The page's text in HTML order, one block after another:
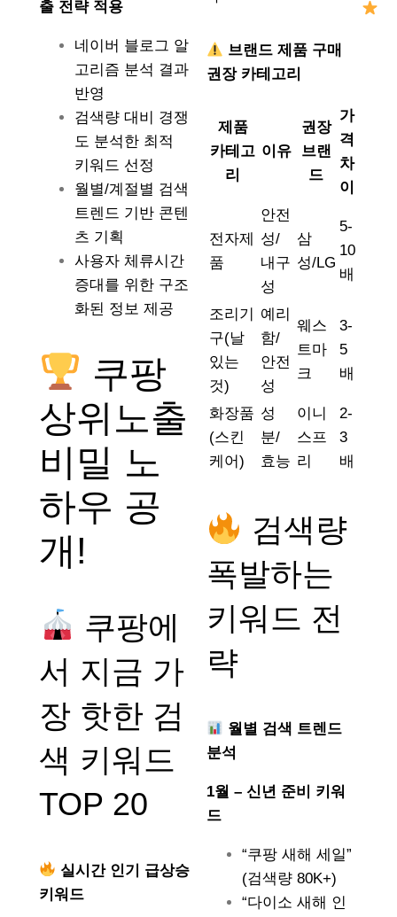
출 전략 적용
네이버 블로그 알
고리즘 분석 결과
반영
검색량 대비 경쟁
도 분석한 최적
키워드 선정
월별/계절별 검색
트렌드 기반 콘텐
츠 기획
사용자 체류시간
증대를 위한 구조
화된 정보 제공
쿠팡
상위노출
비밀 노
하우 공
개!
쿠팡에
서 지금 가
장 핫한 검
색 키워드
TOP 20
실시간 인기 급상승
키워드
브랜드 제품 구매
권장 카테고리
제품
카테고
리
이유
권장
브랜
드
가
격
차
이
전자제
품
안전
성/
내구
성
삼
성/LG
5-
10
배
조리기
구(날
있는
것)
예리
함/
안전
성
웨스
트마
크
3-
5
배
화장품
(스킨
케어)
성
분/
효능
이니
스프
리
2-
3
배
검색량
폭발하는
키워드 전
략
월별 검색 트렌드
분석
1월 – 신년 준비 키워
드
“쿠팡 새해 세일”
(검색량 80K+)
“다이소 새해 인